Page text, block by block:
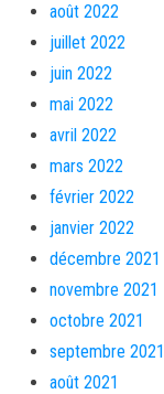
août 2022
juillet 2022
juin 2022
mai 2022
avril 2022
mars 2022
février 2022
janvier 2022
décembre 2021
novembre 2021
octobre 2021
septembre 2021
août 2021